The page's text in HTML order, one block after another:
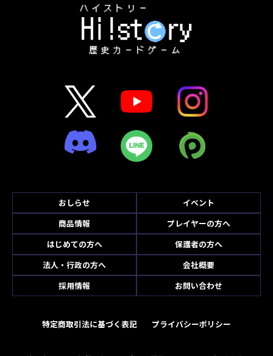
おしらせ
イベント
商品情報
プレイヤーの方へ
はじめての方へ
保護者の方へ
法人・行政の方へ
会社概要
採用情報
お問い合わせ
特定商取引法に基づく表記 プライバシーポリシー